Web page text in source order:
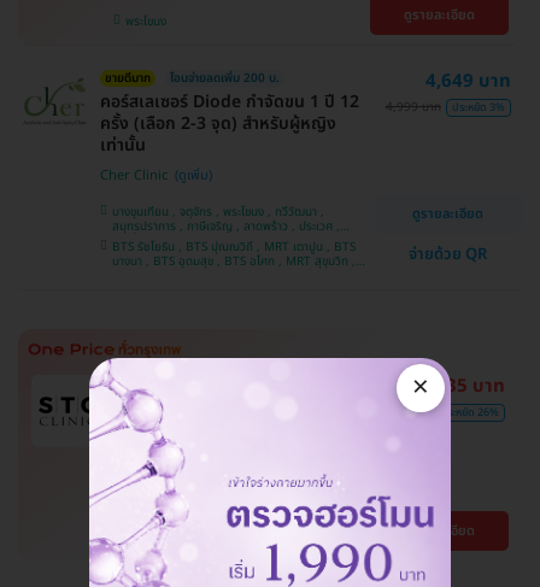
พระโขนง ดูรายละเอียด
ขายดีมาก โอนจ่ายลดเพิ่ม 200 บ.
คอร์สเลเซอร์ Diode กำจัดขน 1 ปี 12
ครั้ง (เลือก 2-3 จุด) สำหรับผู้หญิง
เท่านั้น
Cher Clinic
บางขุนเทียน , จตุจักร , พระโขนง , ทวีวัฒนา ,
สมุทรปราการ , ภาษีเจริญ , ลาดพร้าว , ประเวศ ,
บางซื่อ , คันนายาว , บางนา , ราชเทวี , คลองเตย ,
ลาดกระบัง , ปทุมวัน , บางแค
BTS รัชโยธิน , BTS ปุณณวิถี , MRT เตาปูน , BTS
บางนา , BTS อุดมสุข , BTS อโศก , MRT สุขุมวิท ,
4,649 บาท
4,999 บาท ประหยัด 3%
ดูรายละเอียด
จ่ายด้วย QR
คุ้มที่สุดในเว็บ
ถูกสุดในเว็บ!
โปรแกรมรักษาสิวทั่วหลัง 4 ขั้นตอน
รวมเลเซอร์ Dual Yellow ทั่วใบหน้า
STC Anti-Aging & Wellness Clinic
วัฒนา , จตุจักร
5,335 บาท
7,200 บาท ประหยัด 26%
ดูรายละเอียด
×